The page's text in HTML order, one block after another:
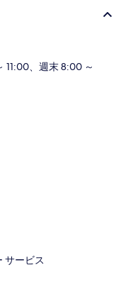
11:00、週末 8:00 ～
サービス